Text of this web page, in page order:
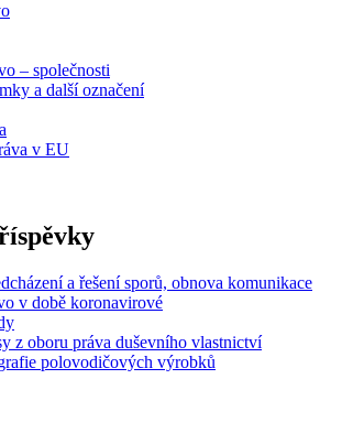
– společnosti
a další označení
v EU
a řešení sporů, obnova komunikace
v době koronavirové
z oboru práva duševního vlastnictví
polovodičových výrobků